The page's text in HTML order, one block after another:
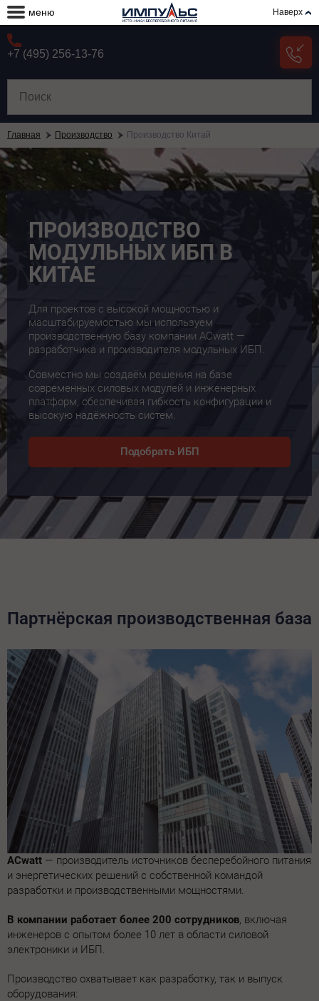
меню Наверх
+7 (495) 256-13-76
Главная Производство Производство Китай
ПРОИЗВОДСТВО
МОДУЛЬНЫХ ИБП В
КИТАЕ
Для проектов с высокой мощностью и
масштабируемостью мы используем
производственную базу компании ACwatt —
разработчика и производителя модульных ИБП.
Совместно мы создаём решения на базе
современных силовых модулей и инженерных
платформ, обеспечивая гибкость конфигурации и
высокую надёжность систем.
Подобрать ИБП
Партнёрская производственная база
ACwatt — производитель источников бесперебойного питания
и энергетических решений с собственной командой
разработки и производственными мощностями.
В компании работает более 200 сотрудников, включая
инженеров с опытом более 10 лет в области силовой
электроники и ИБП.
Производство охватывает как разработку, так и выпуск
оборудования: